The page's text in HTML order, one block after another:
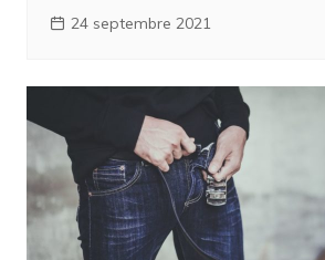
24 septembre 2021